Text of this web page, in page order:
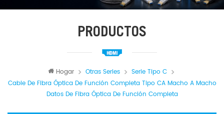
PRODUCTOS
Hogar Otras Series
Serie Tipo C
Cable De Fibra Óptica De Función Completa Tipo CA Macho A Macho
Datos De Fibra Óptica De Función Completa